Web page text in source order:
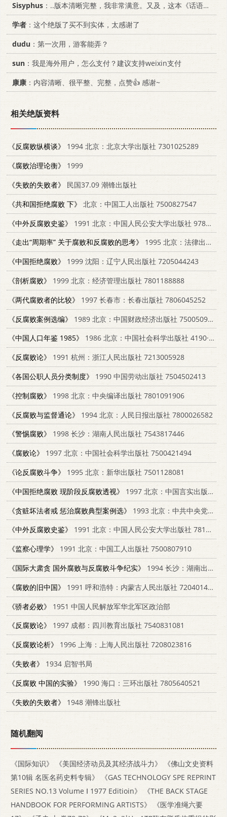
Sisyphus ：..版本清晰完整，我非常满意。又及，这本《话语的真相》...
学者 ：这个绝版了买不到实体，太感谢了
dudu ：第一次用，游客能弄？
sun ：我是海外用户，怎么支付？建议支持weixin支付
康康 ：内容清晰、很平整、完整，点赞👍 感谢~
相关绝版资料
《反腐败纵横谈》
1994 北京：北京大学出版社 7301025289
《腐败治理论衡》
1999
《失败的失败者》
民国37.09 潮锋出版社
《共和国拒绝腐败 下》
北京：中国工人出版社 7500827547
《中外反腐败史鉴》
1991 北京：中国人民公安大学出版社 9787810113569
《走出“周期率” 关于腐败和反腐败的思考》
1995 北京：法律出版社 7503616040
《中国拒绝腐败》
1999 沈阳：辽宁人民出版社 7205044243
《剖析腐败》
1999 北京：经济管理出版社 7801188888
《两代腐败者的比较》
1997 长春市：长春出版社 7806045252
《反腐败案例选编》
1989 北京：中国财政经济出版社 7500509464
《中国人口年鉴 1985》
1986 北京：中国社会科学出版社 4190·249
《反腐败论》
1991 杭州：浙江人民出版社 7213005928
《各国公职人员分类制度》
1990 中国劳动出版社 7504502413
《控制腐败》
1998 北京：中央编译出版社 7801091906
《反腐败与监督通论》
1994 北京：人民日报出版社 7800026582
《警惕腐败》
1998 长沙：湖南人民出版社 7543817446
《腐败论》
1997 北京：中国社会科学出版社 7500421494
《论反腐败斗争》
1995 北京：新华出版社 7501128081
《中国拒绝腐败 现阶段反腐败透视》
1997 北京：中国言实出版社 7801280938
《贪赃坏法者戒 惩治腐败典型案例选》
1993 北京：中共中央党校出版社 7503508582
《中外反腐败史鉴》
1991 北京：中国人民公安大学出版社 7810113569
《监察心理学》
1991 北京：中国工人出版社 7500807910
《国际大肃贪 国外腐败与反腐败斗争纪实》
1994 长沙：湖南出版社 7543808129
《腐败的旧中国》
1991 呼和浩特：内蒙古人民出版社 7204014197
《骄者必败》
1951 中国人民解放军华北军区政治部
《反腐败论》
1997 成都：四川教育出版社 7540831081
《反腐败论析》
1996 上海：上海人民出版社 7208023816
《失败者》
1934 启智书局
《反腐败 中国的实验》
1990 海口：三环出版社 7805640521
《失败的失败者》
1948 潮锋出版社
随机翻阅
《国际知识》 《美国经济动员及其经济战斗力》
《佛山文史资料
第10辑 名医名药史料专辑》
《GAS TECHNOLOGY SPE REPRINT
SERIES NO.13 Volume Ⅰ 1977 Editioin》
《THE BACK STAGE
HANDBOOK FOR PERFORMING ARTISTS》
《医学准绳六要